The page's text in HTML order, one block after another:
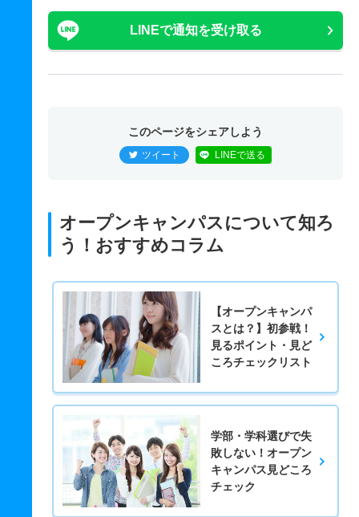
LINEで通知を受け取る
このページをシェアしよう
ツイート LINEで送る
オープンキャンパスについて知ろ
う！おすすめコラム
【オープンキャンパ
スとは？】初参戦！
見るポイント・見ど
ころチェックリスト
学部・学科選びで失
敗しない！オープン
キャンパス見どころ
チェック